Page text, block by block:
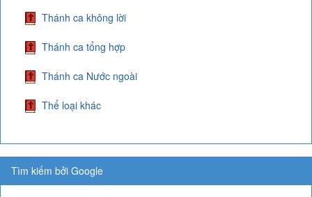
Thánh ca không lời
Thánh ca tổng hợp
Thánh ca Nước ngoài
Thể loại khác
Tìm kiếm bởi Google